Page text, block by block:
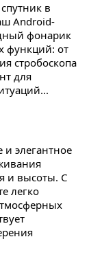
в
Android-
фонарик
функций: от
стробоскопа
для
и элегантное
и высоты. С
легко